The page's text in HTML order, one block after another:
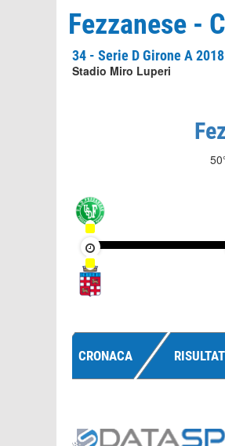
Fezzanese -
34 - Serie D Girone A
Stadio Miro Luperi
CRONACA